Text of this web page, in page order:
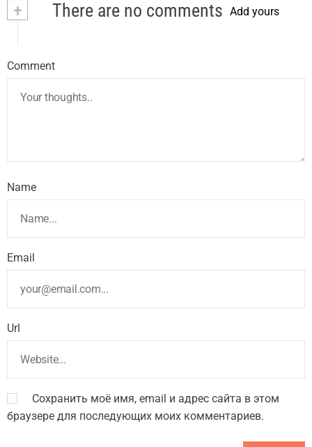
+ There are no comments Add yours
Comment
Name
Email
Url
Сохранить моё имя, email и адрес сайта в этом
браузере для последующих моих комментариев.